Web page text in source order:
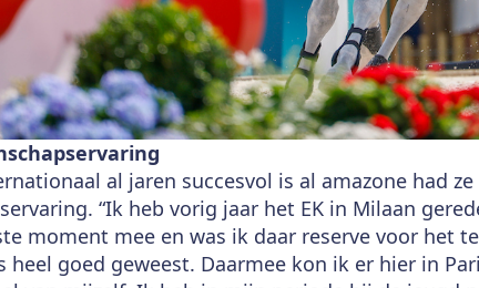
al jaren succesvol is al amazone had
“Ik heb vorig jaar het EK in Milaan
moment mee en was ik daar reserve voor het
heel goed geweest. Daarmee kon ik er hier in